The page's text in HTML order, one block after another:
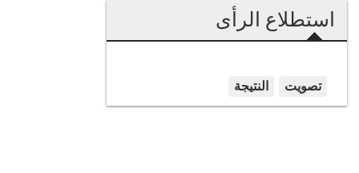
استطلاع الرأى